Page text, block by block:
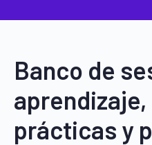
Banco de
prácticas y